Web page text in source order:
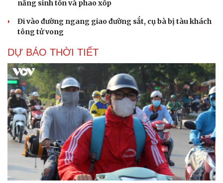
năng sinh tồn và phao xốp
Đi vào đường ngang giao đường sắt, cụ bà bị tàu khách
tông tử vong
DỰ BÁO THỜI TIẾT